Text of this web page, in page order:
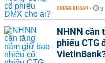
CHỨNG KHOÁN - 3
NHNN cần
phiếu CTG